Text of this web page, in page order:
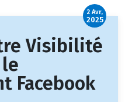
2 Avr,
2025
Visibilité
Facebook